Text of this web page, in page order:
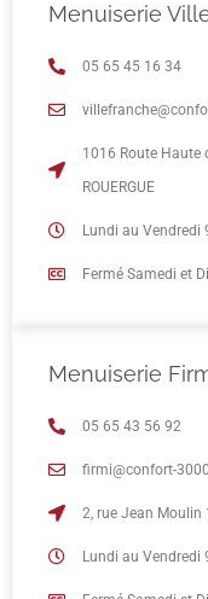
Menuiserie
05 65 45 16 34
1016 Route Haute
ROUERGUE
Lundi au
Fermé Samedi et
Menuiserie
05 65 43 56 92
firmi@confort-
2, rue Jean Moulin
Lundi au